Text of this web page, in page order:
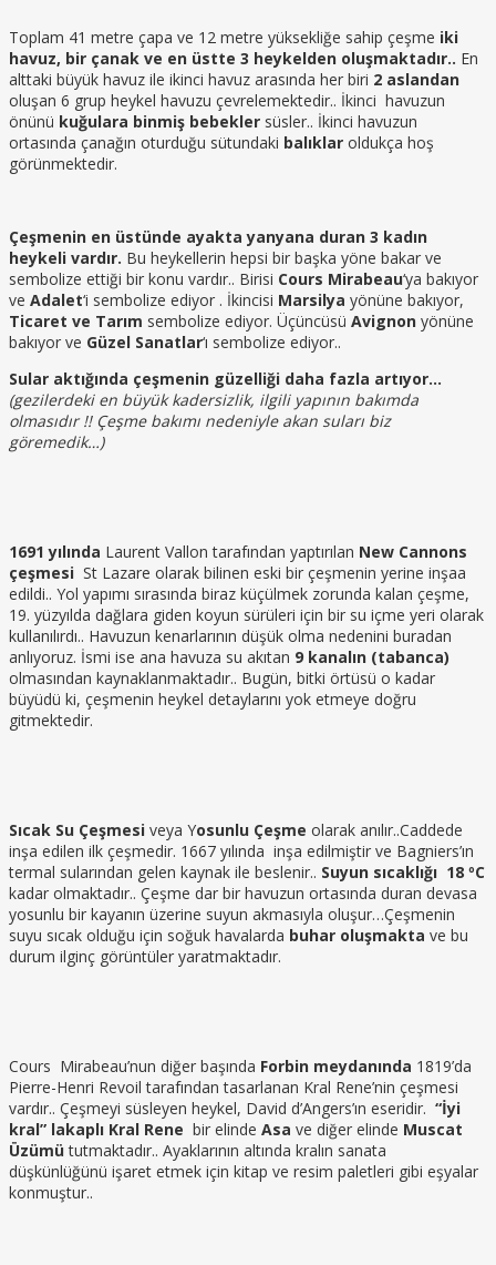
Toplam 41 metre çapa ve 12 metre yüksekliğe sahip çeşme iki
havuz, bir çanak ve en üstte 3 heykelden oluşmaktadır.. En
alttaki büyük havuz ile ikinci havuz arasında her biri 2 aslandan
oluşan 6 grup heykel havuzu çevrelemektedir.. İkinci havuzun
önünü kuğulara binmiş bebekler süsler.. İkinci havuzun
ortasında çanağın oturduğu sütundaki balıklar oldukça hoş
görünmektedir.
Çeşmenin en üstünde ayakta yanyana duran 3 kadın
heykeli vardır. Bu heykellerin hepsi bir başka yöne bakar ve
sembolize ettiği bir konu vardır.. Birisi Cours Mirabeau‘ya bakıyor
ve Adalet‘i sembolize ediyor . İkincisi Marsilya yönüne bakıyor,
Ticaret ve Tarım sembolize ediyor. Üçüncüsü Avignon yönüne
bakıyor ve Güzel Sanatlar‘ı sembolize ediyor..
Sular aktığında çeşmenin güzelliği daha fazla artıyor…
(gezilerdeki en büyük kadersizlik, ilgili yapının bakımda
olmasıdır !! Çeşme bakımı nedeniyle akan suları biz
göremedik…)
1691 yılında Laurent Vallon tarafından yaptırılan New Cannons
çeşmesi St Lazare olarak bilinen eski bir çeşmenin yerine inşaa
edildi.. Yol yapımı sırasında biraz küçülmek zorunda kalan çeşme,
19. yüzyılda dağlara giden koyun sürüleri için bir su içme yeri olarak
kullanılırdı.. Havuzun kenarlarının düşük olma nedenini buradan
anlıyoruz. İsmi ise ana havuza su akıtan 9 kanalın (tabanca)
olmasından kaynaklanmaktadır.. Bugün, bitki örtüsü o kadar
büyüdü ki, çeşmenin heykel detaylarını yok etmeye doğru
gitmektedir.
Sıcak Su Çeşmesi veya Yosunlu Çeşme olarak anılır..Caddede
inşa edilen ilk çeşmedir. 1667 yılında inşa edilmiştir ve Bagniers’ın
termal sularından gelen kaynak ile beslenir.. Suyun sıcaklığı 18 ºC
kadar olmaktadır.. Çeşme dar bir havuzun ortasında duran devasa
yosunlu bir kayanın üzerine suyun akmasıyla oluşur…Çeşmenin
suyu sıcak olduğu için soğuk havalarda buhar oluşmakta ve bu
durum ilginç görüntüler yaratmaktadır.
Cours Mirabeau’nun diğer başında Forbin meydanında 1819’da
Pierre-Henri Revoil tarafından tasarlanan Kral Rene’nin çeşmesi
vardır.. Çeşmeyi süsleyen heykel, David d’Angers’ın eseridir. “İyi
kral” lakaplı Kral Rene bir elinde Asa ve diğer elinde Muscat
Üzümütutmaktadır.. Ayaklarının altında kralın sanata
düşkünlüğünü işaret etmek için kitap ve resim paletleri gibi eşyalar
konmuştur..